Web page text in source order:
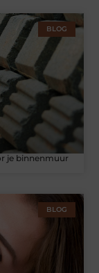
BLOG
je binnenmuur
BLOG